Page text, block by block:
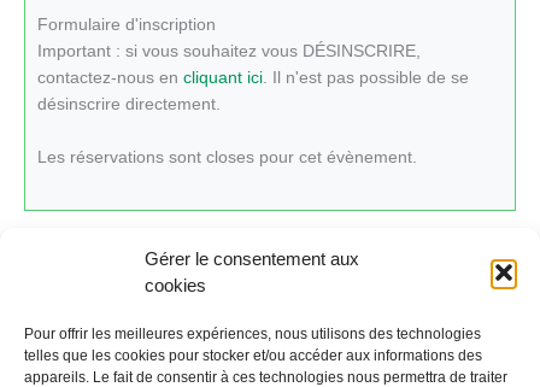
Gérer le consentement aux
cookies
Pour offrir les meilleures expériences, nous utilisons des technologies
telles que les cookies pour stocker et/ou accéder aux informations des
appareils. Le fait de consentir à ces technologies nous permettra de traiter
Formulaire d'inscription
Important : si vous souhaitez vous DÉSINSCRIRE,
contactez-nous en cliquant ici. Il n'est pas possible de se
désinscrire directement.
Les réservations sont closes pour cet évènement.